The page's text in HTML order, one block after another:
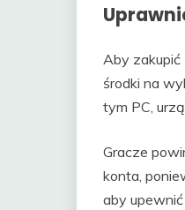
Aby zakupić
środki na
tym PC,
Gracze
konta,
aby